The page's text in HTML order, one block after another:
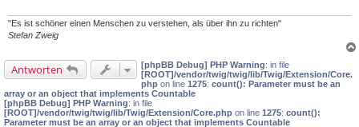
"Es ist schöner einen Menschen zu verstehen, als über ihn zu richten"
Stefan Zweig
Antworten [phpBB Debug] PHP Warning: in file
[ROOT]/vendor/twig/twig/lib/Twig/Extension/Core.
php on line 1275: count(): Parameter must be an
array or an object that implements Countable
[phpBB Debug] PHP Warning: in file
[ROOT]/vendor/twig/twig/lib/Twig/Extension/Core.php on line 1275: count():
Parameter must be an array or an object that implements Countable